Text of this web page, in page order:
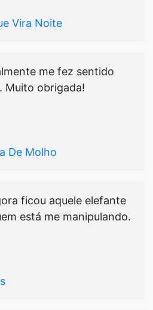
Vira Noite
me fez sentido
Muito obrigada!
De Molho
ficou aquele elefante
está me manipulando.